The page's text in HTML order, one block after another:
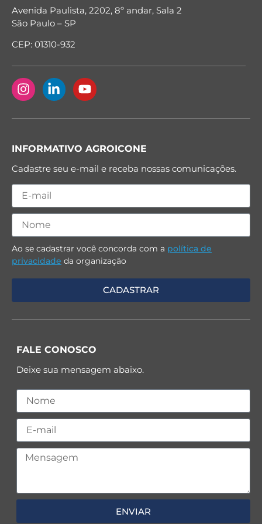
Avenida Paulista, 2202, 8º andar, Sala 2
São Paulo – SP
CEP: 01310-932
INFORMATIVO AGROICONE
Cadastre seu e-mail e receba nossas comunicações.
Ao se cadastrar você concorda com a política de
privacidade da organização
FALE CONOSCO
Deixe sua mensagem abaixo.
ENVIAR